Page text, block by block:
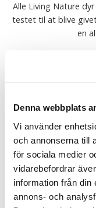
Denna webbplats
Vi använder
och annonserna till
för sociala medier
vidarebefordrar
information från din
annons- och
Alle Living Nature
testet til at blive
en
Undskyld, dette
EU EN 71 1/2/3. Vask:
Fortælle
Keycraft Living
Plysdyr